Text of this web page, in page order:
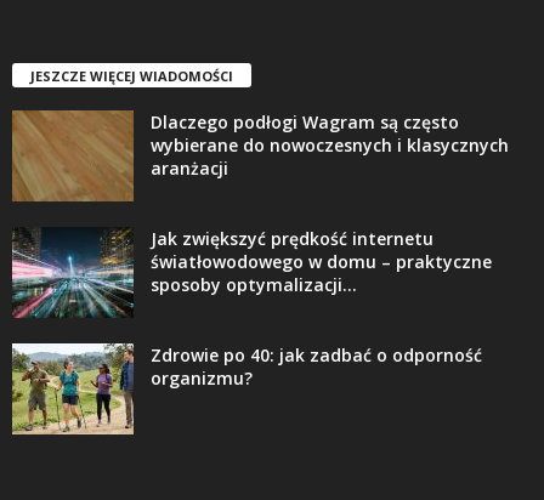
JESZCZE WIĘCEJ WIADOMOŚCI
Dlaczego podłogi Wagram są często
wybierane do nowoczesnych i klasycznych
aranżacji
Jak zwiększyć prędkość internetu
światłowodowego w domu – praktyczne
sposoby optymalizacji...
Zdrowie po 40: jak zadbać o odporność
organizmu?